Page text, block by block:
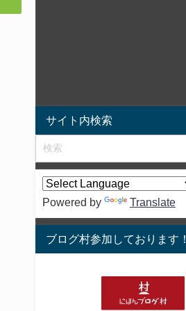
サイト内検索
Powered by Translate
ブログ村参加しております！